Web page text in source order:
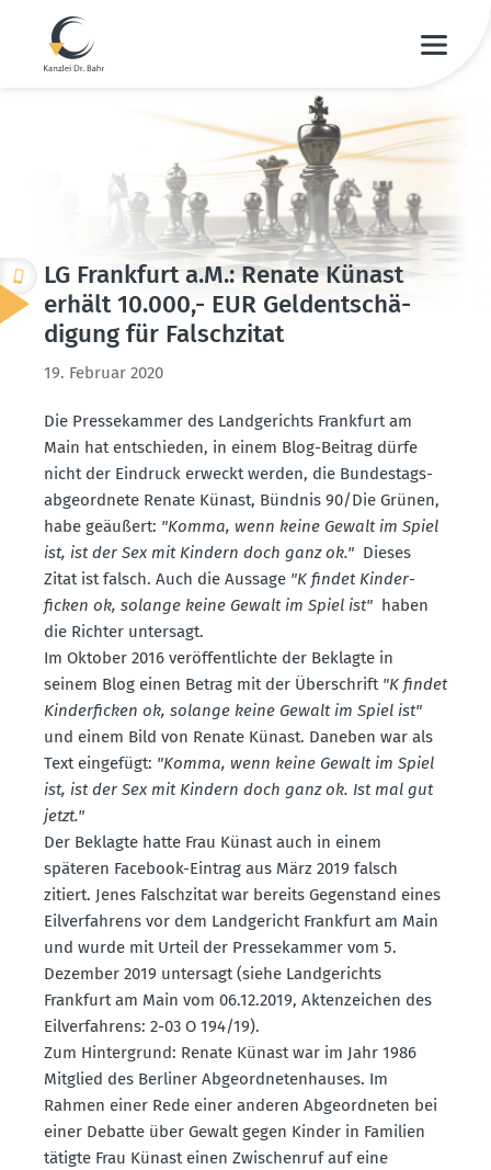
LG Frankfurt a.M.: Renate Künast
erhält 10.000,- EUR Geldent­schä­
digung für Falsch­zitat
19. Februar 2020
Die Presse­kammer des Landge­richts Frankfurt am
Main hat entschieden, in einem Blog-Beitrag dürfe
nicht der Eindruck erweckt werden, die Bundes­tags­
ab­ge­ordnete Renate Künast, Bündnis 90/Die Grünen,
habe geäußert: "Komma, wenn keine Gewalt im Spiel
ist, ist der Sex mit Kindern doch ganz ok." Dieses
Zitat ist falsch. Auch die Aussage "K findet Kinder­
ficken ok, solange keine Gewalt im Spiel ist" haben
die Richter untersagt.
Im Oktober 2016 veröf­fent­lichte der Beklagte in
seinem Blog einen Betrag mit der Überschrift "K findet
Kinder­ficken ok, solange keine Gewalt im Spiel ist"
und einem Bild von Renate Künast. Daneben war als
Text eingefügt: "Komma, wenn keine Gewalt im Spiel
ist, ist der Sex mit Kindern doch ganz ok. Ist mal gut
jetzt."
Der Beklagte hatte Frau Künast auch in einem
späteren Facebook-Eintrag aus März 2019 falsch
zitiert. Jenes Falsch­zitat war bereits Gegen­stand eines
Eilver­fahrens vor dem Landge­richt Frankfurt am Main
und wurde mit Urteil der Presse­kammer vom 5.
Dezember 2019 untersagt (siehe Landge­richts
Frankfurt am Main vom 06.12.2019, Akten­zeichen des
Eilver­fahrens: 2-03 O 194/19).
Zum Hinter­grund: Renate Künast war im Jahr 1986
Mitglied des Berliner Abgeord­ne­ten­hauses. Im
Rahmen einer Rede einer anderen Abgeord­neten bei
einer Debatte über Gewalt gegen Kinder in Familien
tätigte Frau Künast einen Zwischenruf auf eine